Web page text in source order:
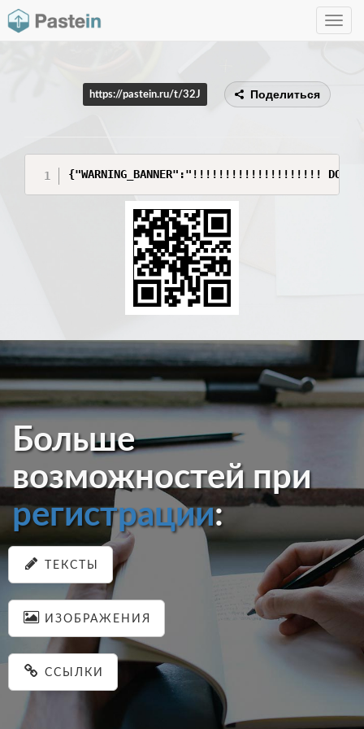
Toggle
https://pastein.ru/t/32J Поделиться
{"WARNING_BANNER":"!!!!!!!!!!!!!!!!!!!! DO NOT
Больше
возможностей при
регистрации:
ТЕКСТЫ
ИЗОБРАЖЕНИЯ
ССЫЛКИ